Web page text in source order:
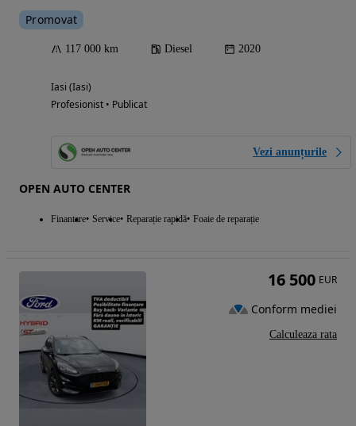
Promovat
117 000 km Diesel 2020
Iasi (Iasi)
Profesionist • Publicat
Vezi anunțurile
OPEN AUTO CENTER
Finantare Service Reparație rapidă Foaie de reparație
16 500 EUR
Conform mediei
Calculeaza rata